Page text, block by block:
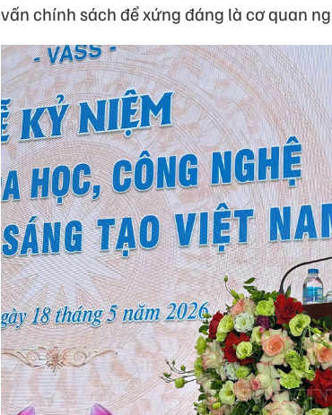
vấn chính sách để xứng đáng là cơ quan